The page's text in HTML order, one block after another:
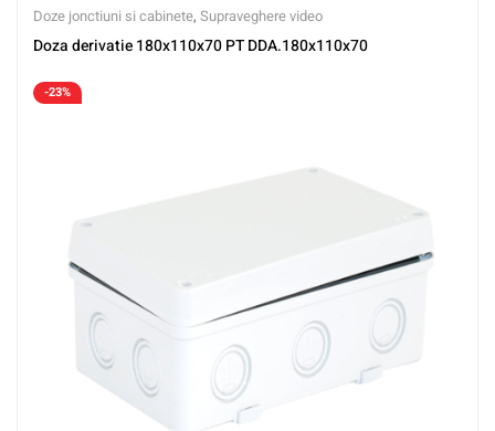
Doze jonctiuni si cabinete, Supraveghere video
Doza derivatie 180x110x70 PT DDA.180x110x70
-23%